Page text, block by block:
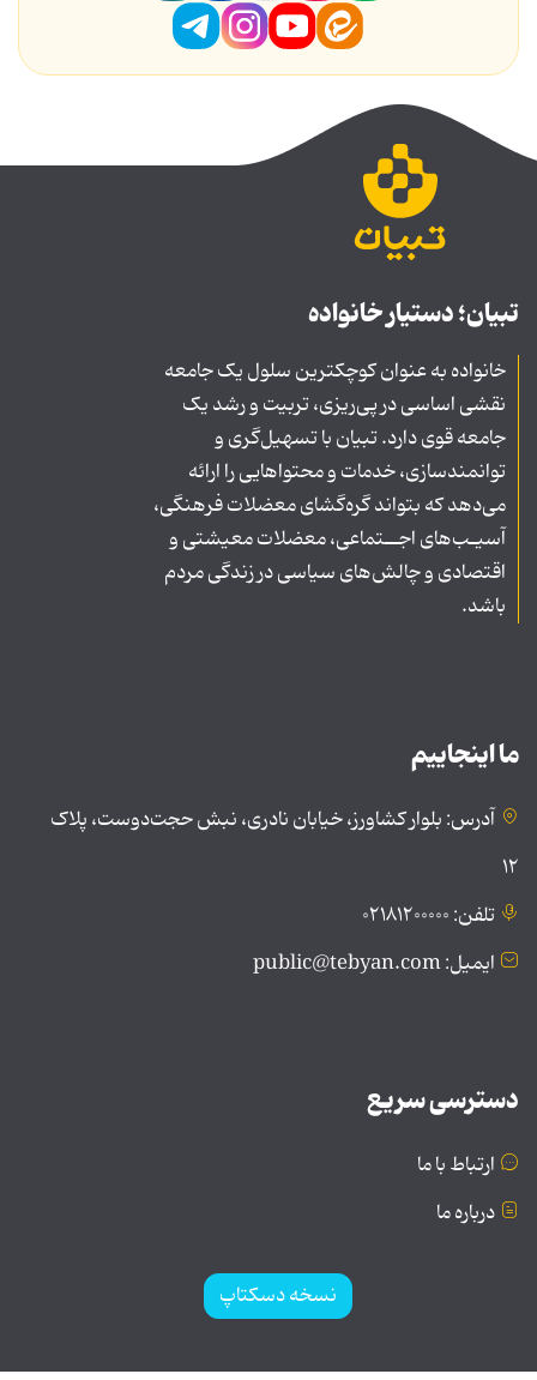
تبیان؛ دستیار خانواده
خانواده به عنوان کوچکترین سلول یک جامعه
نقشی اساسی در پی‌ریزی، تربیت و رشد یک
جامعه قوی دارد. تبیان با تسهیل‌گری و
توانمندسازی، خدمات و محتواهایی را ارائه
می‌دهد که بتواند گره‌گشای معضلات فرهنگی،
آسیـب‌های اجــتماعی، معضلات معیشتی و
اقتصادی و چالش‌های سیاسی در زندگی مردم
باشد.
ما اینجاییم
آدرس: بلوار کشاورز، خیابان نادری، نبش حجت‌دوست، پلاک
۱۲
تلفن: ۰۲۱۸۱۲۰۰۰۰۰
ایمیل: public@tebyan.com
دسترسی سریع
ارتباط با ما
درباره ما
نسخه دسکتاپ